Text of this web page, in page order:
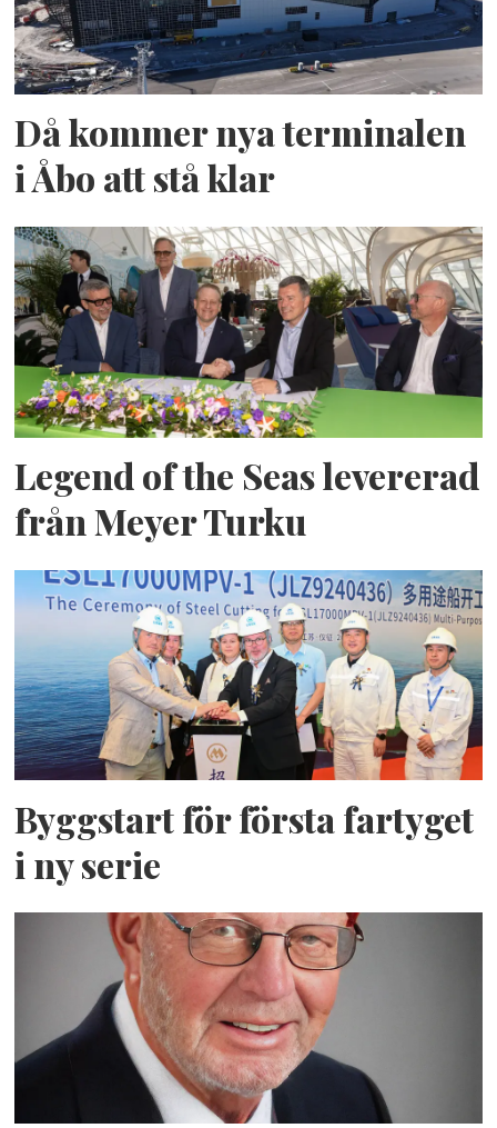
Då kommer nya terminalen
i Åbo att stå klar
Legend of the Seas levererad
från Meyer Turku
Byggstart för första fartyget
i ny serie